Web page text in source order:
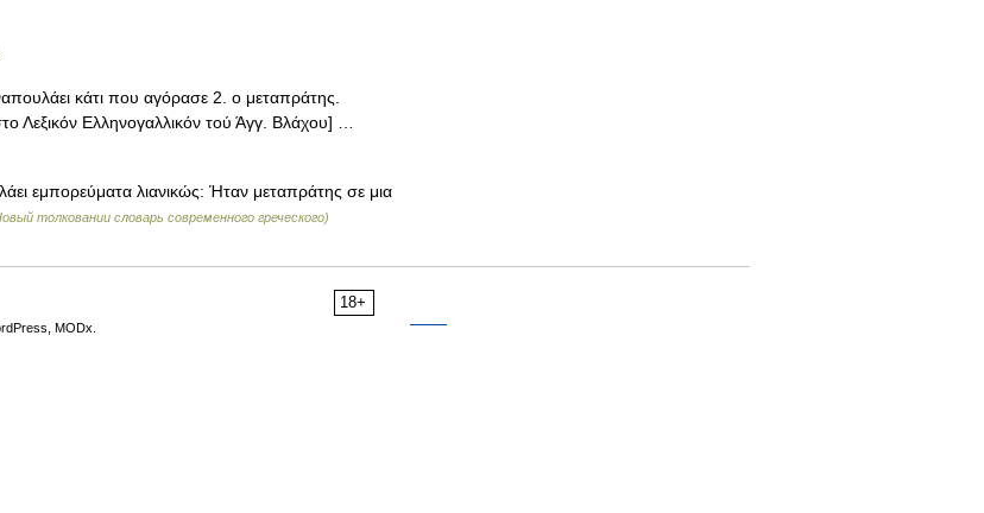
κάτι που αγόρασε 2. ο μεταπράτης.
Ελληνογαλλικόν τού Άγγ. Βλάχου] …
εμπορεύματα λιανικώς: Ήταν μεταπράτης σε μια
толковании словарь современного греческого)
18+
MODx.